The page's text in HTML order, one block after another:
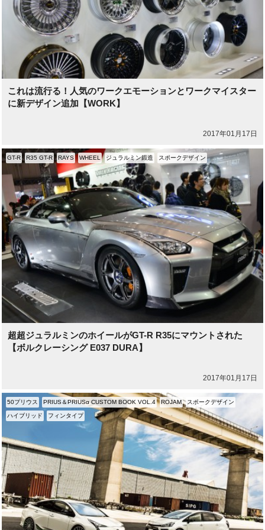
これは流行る！人気のワークエモーションとワークマイスター
に新デザイン追加【WORK】
2017年01月17日
超超ジュラルミンのホイールがGT-R R35にマウントされた
【ボルクレーシング E037 DURA】
2017年01月17日
GT-R R35 GT-R RAYS WHEEL ジュラルミン鍛造 スポークデザイン
50プリウス PRIUS＆PRIUSα CUSTOM BOOK VOL.4 ROJAM スポークデザイン
ハイブリッド フィンタイプ